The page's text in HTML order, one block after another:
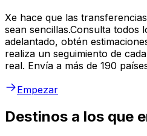
Xe hace que las
sean sencillas.Consulta todos
adelantado, obtén
realiza un seguimiento de
real. Envía a más de 190
Empezar
Destinos a los que